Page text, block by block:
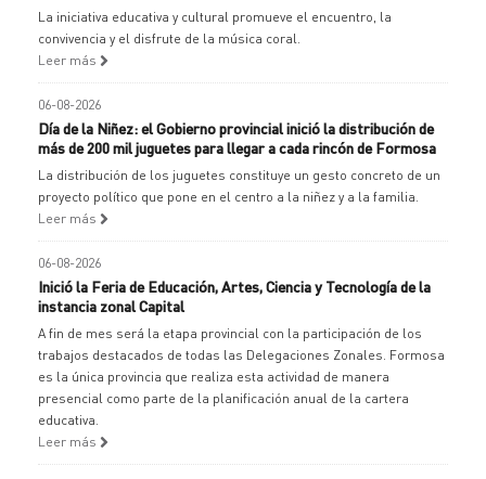
La iniciativa educativa y cultural promueve el encuentro, la
convivencia y el disfrute de la música coral.
Leer más
06-08-2026
Día de la Niñez: el Gobierno provincial inició la distribución de
más de 200 mil juguetes para llegar a cada rincón de Formosa
La distribución de los juguetes constituye un gesto concreto de un
proyecto político que pone en el centro a la niñez y a la familia.
Leer más
06-08-2026
Inició la Feria de Educación, Artes, Ciencia y Tecnología de la
instancia zonal Capital
A fin de mes será la etapa provincial con la participación de los
trabajos destacados de todas las Delegaciones Zonales. Formosa
es la única provincia que realiza esta actividad de manera
presencial como parte de la planificación anual de la cartera
educativa.
Leer más